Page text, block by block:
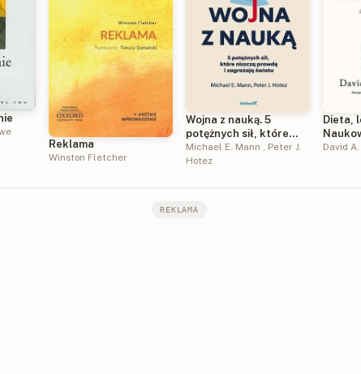
Reklama
Winston Fletcher
Wojna z nauką. 5
potężnych sił, które
niszczą prawdę i
zagrażają światu
Michael E. Mann , Peter J.
Hotez
Dieta,
David
REKLAMA